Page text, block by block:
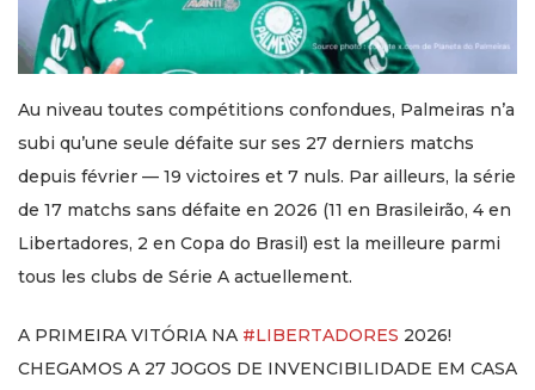
Au niveau toutes compétitions confondues, Palmeiras n’a
subi qu’une seule défaite sur ses 27 derniers matchs
depuis février — 19 victoires et 7 nuls. Par ailleurs, la série
de 17 matchs sans défaite en 2026 (11 en Brasileirão, 4 en
Libertadores, 2 en Copa do Brasil) est la meilleure parmi
tous les clubs de Série A actuellement.
A PRIMEIRA VITÓRIA NA #LIBERTADORES 2026!
CHEGAMOS A 27 JOGOS DE INVENCIBILIDADE EM CASA